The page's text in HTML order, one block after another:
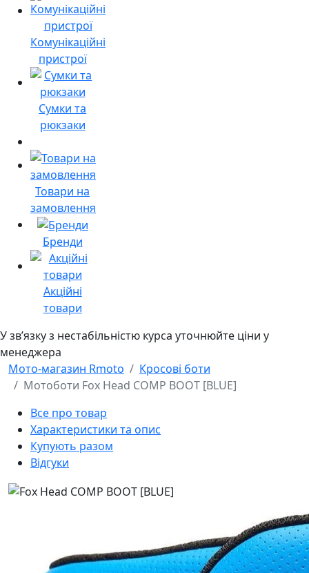
Комунікаційні
пристрої
Сумки та
рюкзаки
Товари на
замовлення
Бренди
Акційні
товари
У звʼязку з нестабільністю курса уточнюйте ціни у
менеджера
Мото-магазин Rmoto
Кросові боти
Мотоботи Fox Head COMP BOOT [BLUE]
Все про товар
Характеристики та опис
Купують разом
Відгуки